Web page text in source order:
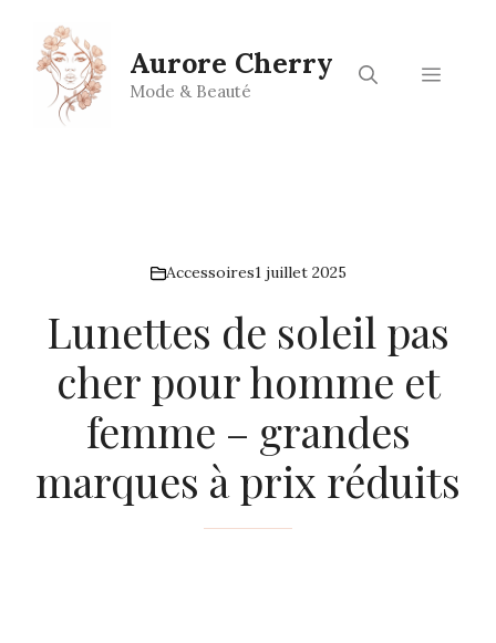
contenu
Aurore Cherry
Mode & Beauté
Menu
Accessoires1 juillet 2025
Lunettes de soleil pas
cher pour homme et
femme – grandes
marques à prix réduits